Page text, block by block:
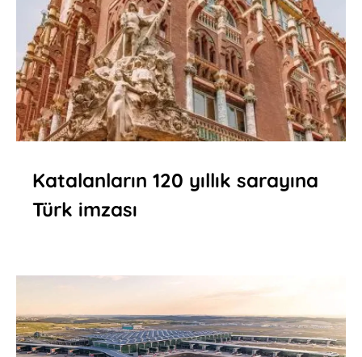
Katalanların 120 yıllık sarayına
Türk imzası